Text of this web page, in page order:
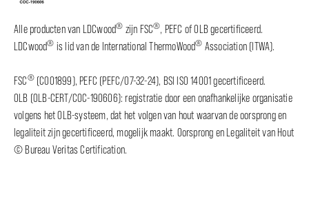
Alle producten van LDCwood® zijn FSC®, PEFC of OLB gecertificeerd.
LDCwood® is lid van de International ThermoWood® Association (ITWA).
FSC®(C001899), PEFC (PEFC/07-32-24), BSI ISO 14001 gecertificeerd.
OLB (OLB-CERT/COC-190606): registratie door een onafhankelijke organisatie
volgens het OLB-systeem, dat het volgen van hout waarvan de oorsprong en
legaliteit zijn gecertificeerd, mogelijk maakt. Oorsprong en Legaliteit van Hout
© Bureau Veritas Certification.